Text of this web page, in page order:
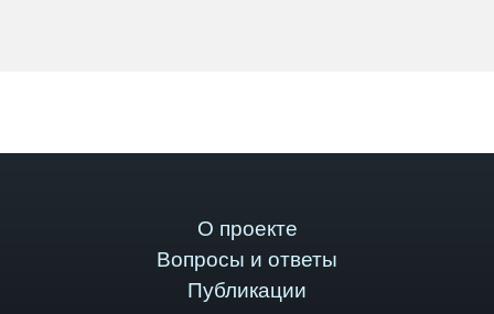
О проекте
Вопросы и ответы
Публикации